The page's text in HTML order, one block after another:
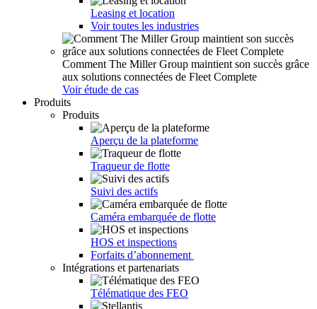
Leasing et location
Voir toutes les industries
Comment The Miller Group maintient son succès grâce
aux solutions connectées de Fleet Complete
Voir étude de cas
Produits
Produits
Aperçu de la plateforme
Traqueur de flotte
Suivi des actifs
Caméra embarquée de flotte
HOS et inspections
Forfaits d’abonnement
Intégrations et partenariats
Télématique des FEO